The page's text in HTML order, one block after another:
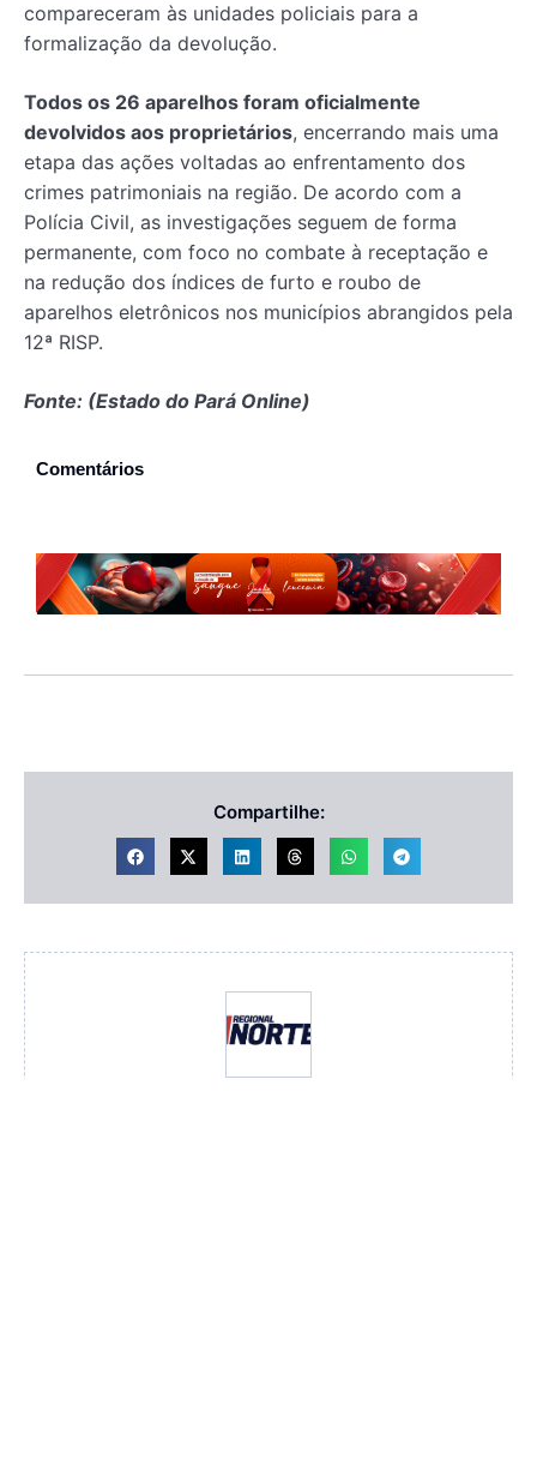
compareceram às unidades policiais para a
formalização da devolução.
Todos os 26 aparelhos foram oficialmente
devolvidos aos proprietários, encerrando mais uma
etapa das ações voltadas ao enfrentamento dos
crimes patrimoniais na região. De acordo com a
Polícia Civil, as investigações seguem de forma
permanente, com foco no combate à receptação e
na redução dos índices de furto e roubo de
aparelhos eletrônicos nos municípios abrangidos pela
12ª RISP.
Fonte: (Estado do Pará Online)
Comentários
Compartilhe: